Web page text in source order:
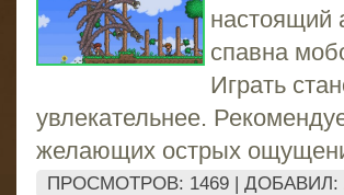
настоящий
спавна
Играть
увлекательнее.
желающих острых
ПРОСМОТРОВ: 1469 | ДОБАВИЛ: